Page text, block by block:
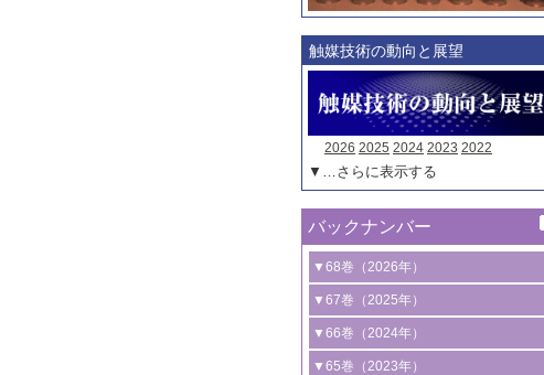
触媒技術の動向と展望
2026 2025 2024 2023 2022
▼…さらに表示する
バックナンバー
▼68巻（2026年）
1号 過酸化水素合成に関する研究動向
2号 コンピューター技術により加速する
触媒開発
▼67巻（2025年）
1号 CO
水素化によるグリーン燃料/グリ
ーンケミカル製造
▼66巻（2024年）
1号 低次元ナノ構造を有する触媒材料
▼65巻（2023年）